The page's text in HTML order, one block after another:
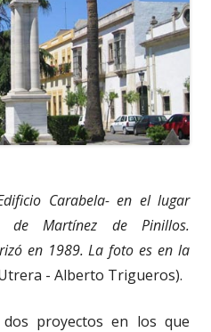
Carabela- en el lugar
de Martínez de Pinillos.
en 1989. La foto es en la
- Alberto Trigueros).
proyectos en los que